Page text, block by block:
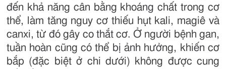
đến khả năng cân bằng khoáng chất trong cơ
thể, làm tăng nguy cơ thiếu hụt kali, magiê và
canxi, từ đó gây co thắt cơ. Ở người bệnh gan,
tuần hoàn cũng có thể bị ảnh hưởng, khiến cơ
bắp (đặc biệt ở chi dưới) không được cung